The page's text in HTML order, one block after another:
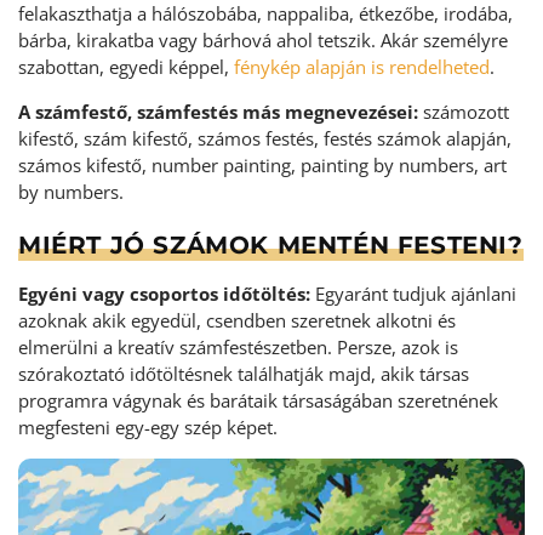
felakaszthatja a hálószobába, nappaliba, étkezőbe, irodába,
bárba, kirakatba vagy bárhová ahol tetszik. Akár személyre
szabottan, egyedi képpel, fénykép alapján is rendelheted.
A számfestő, számfestés más megnevezései: számozott
kifestő, szám kifestő, számos festés, festés számok alapján,
számos kifestő, number painting, painting by numbers, art
by numbers.
MIÉRT JÓ SZÁMOK MENTÉN FESTENI?
Egyéni vagy csoportos időtöltés: Egyaránt tudjuk ajánlani
azoknak akik egyedül, csendben szeretnek alkotni és
elmerülni a kreatív számfestészetben. Persze, azok is
szórakoztató időtöltésnek találhatják majd, akik társas
programra vágynak és barátaik társaságában szeretnének
megfesteni egy-egy szép képet.